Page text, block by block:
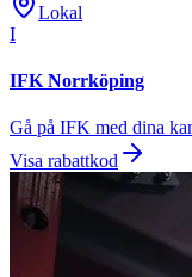
Lokal
I
IFK Norrköping
Gå på IFK med dina
Visa rabattkod